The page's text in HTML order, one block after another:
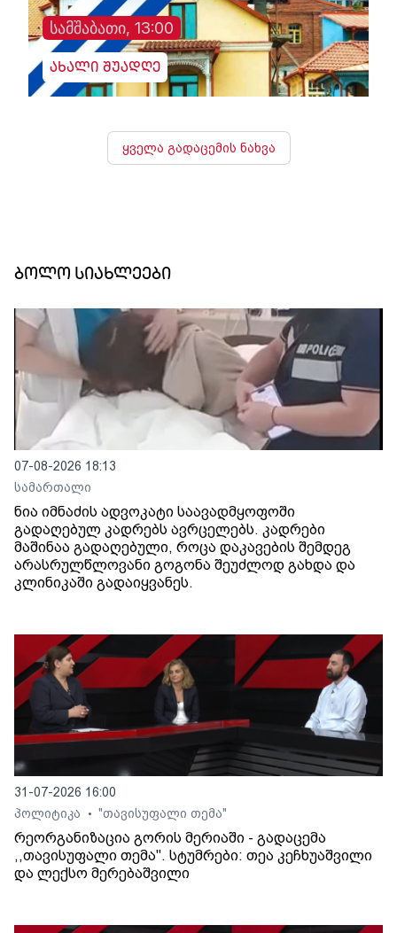
სამშაბათი, 13:00
ახალი შუადღე
ყველა გადაცემის ნახვა
ბოლო სიახლეები
07-08-2026 18:13
სამართალი
ნია იმნაძის ადვოკატი საავადმყოფოში
გადაღებულ კადრებს ავრცელებს. კადრები
მაშინაა გადაღებული, როცა დაკავების შემდეგ
არასრულწლოვანი გოგონა შეუძლოდ გახდა და
კლინიკაში გადაიყვანეს.
31-07-2026 16:00
პოლიტიკა
• "თავისუფალი თემა"
რეორგანიზაცია გორის მერიაში - გადაცემა
,,თავისუფალი თემა". სტუმრები: თეა კეჩხუაშვილი
და ლექსო მერებაშვილი